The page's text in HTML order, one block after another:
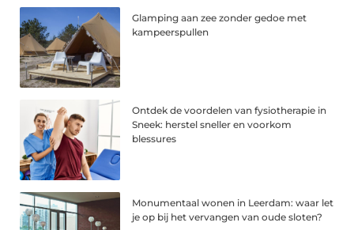
Glamping aan zee zonder gedoe met
kampeerspullen
Ontdek de voordelen van fysiotherapie in
Sneek: herstel sneller en voorkom
blessures
Monumentaal wonen in Leerdam: waar let
je op bij het vervangen van oude sloten?